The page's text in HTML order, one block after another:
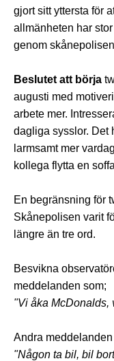
gjort sitt yttersta för
allmänheten har
genom
Beslutet att börja
augusti med
arbete mer.
dagliga sysslor. Det
larmsamt mer
kollega flytta en
En begränsning för
Skånepolisen varit
längre än tre ord.
Besvikna
meddelanden som;
"Vi åka McDonalds,
Andra
"Någon ta bil, bil